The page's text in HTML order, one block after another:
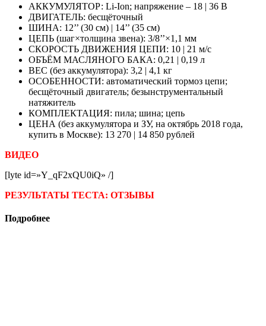
АККУМУЛЯТОР: Li-Ion; напряжение – 18 | 36 В
ДВИГАТЕЛЬ: бесщёточный
ШИНА: 12’’ (30 см) | 14’’ (35 см)
ЦЕПЬ (шаг×толщина звена): 3/8’’×1,1 мм
СКОРОСТЬ ДВИЖЕНИЯ ЦЕПИ: 10 | 21 м/с
ОБЪЁМ МАСЛЯНОГО БАКА: 0,21 | 0,19 л
ВЕС (без аккумулятора): 3,2 | 4,1 кг
ОСОБЕННОСТИ: автоматический тормоз цепи;
бесщёточный двигатель; безынструментальный
натяжитель
КОМПЛЕКТАЦИЯ: пила; шина; цепь
ЦЕНА (без аккумулятора и ЗУ, на октябрь 2018 года,
купить в Москве): 13 270 | 14 850 рублей
ВИДЕО
[lyte id=»Y_qF2xQU0iQ» /]
РЕЗУЛЬТАТЫ ТЕСТА: ОТЗЫВЫ
Подробнее